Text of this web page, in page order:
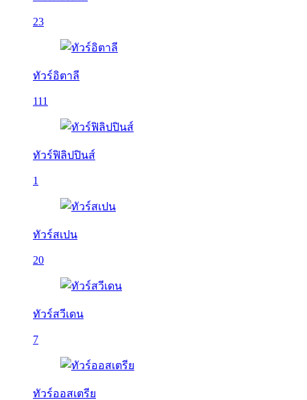
23
ทัวร์อิตาลี
111
ทัวร์ฟิลิปปินส์
1
ทัวร์สเปน
20
ทัวร์สวีเดน
7
ทัวร์ออสเตรีย